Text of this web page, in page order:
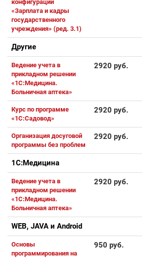
конфигурации
«Зарплата и кадры
государственного
учреждения» (ред. 3.1)
Другие
Ведение учета в
прикладном решении
«1С:Медицина.
Больничная аптека»
2920 руб.
Курс по программе
«1С:Садовод»
2920 руб.
Организация досуговой
программы без проблем
2920 руб.
1С:Медицина
Ведение учета в
прикладном решении
«1С:Медицина.
Больничная аптека»
2920 руб.
WEB, JAVA и Android
Основы
программирования на
950 руб.